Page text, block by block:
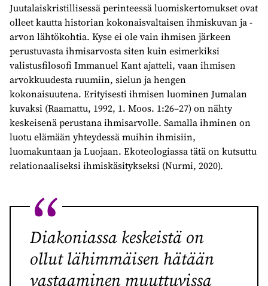
Juutalaiskristillisessä perinteessä luomiskertomukset ovat
olleet kautta historian kokonaisvaltaisen ihmiskuvan ja -
arvon lähtökohtia. Kyse ei ole vain ihmisen järkeen
perustuvasta ihmisarvosta siten kuin esimerkiksi
valistusfilosofi Immanuel Kant ajatteli, vaan ihmisen
arvokkuudesta ruumiin, sielun ja hengen
kokonaisuutena. Erityisesti ihmisen luominen Jumalan
kuvaksi (Raamattu, 1992, 1. Moos. 1:26–27) on nähty
keskeisenä perustana ihmisarvolle. Samalla ihminen on
luotu elämään yhteydessä muihin ihmisiin,
luomakuntaan ja Luojaan. Ekoteologiassa tätä on kutsuttu
relationaaliseksi ihmiskäsitykseksi (Nurmi, 2020).
Diakoniassa keskeistä on
ollut lähimmäisen hätään
vastaaminen muuttuvissa